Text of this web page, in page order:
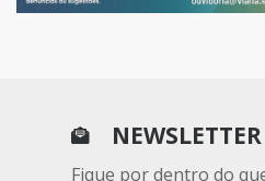
NEWSLETTER
Fique por dentro do